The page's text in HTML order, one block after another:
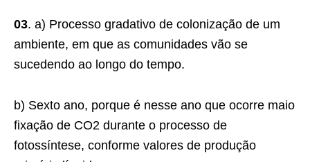
03. a) Processo gradativo de colonização de um
ambiente, em que as comunidades vão se
sucedendo ao longo do tempo.
b) Sexto ano, porque é nesse ano que ocorre maio
fixação de CO2 durante o processo de
fotossíntese, conforme valores de produção